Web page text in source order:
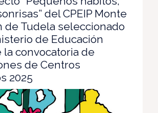
del CPEIP Monte
de Tudela seleccionado
de Educación
convocatoria de
de Centros
2025